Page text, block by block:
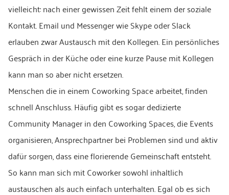
vielleicht: nach einer gewissen Zeit fehlt einem der soziale
Kontakt. Email und Messenger wie Skype oder Slack
erlauben zwar Austausch mit den Kollegen. Ein persönliches
Gespräch in der Küche oder eine kurze Pause mit Kollegen
kann man so aber nicht ersetzen.
Menschen die in einem Coworking Space arbeitet, finden
schnell Anschluss. Häufig gibt es sogar dedizierte
Community Manager in den Coworking Spaces, die Events
organisieren, Ansprechpartner bei Problemen sind und aktiv
dafür sorgen, dass eine florierende Gemeinschaft entsteht.
So kann man sich mit Coworker sowohl inhaltlich
austauschen als auch einfach unterhalten. Egal ob es sich